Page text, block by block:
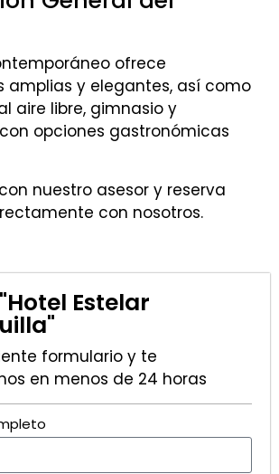
ofrece
amplias y elegantes, así como
aire libre, gimnasio y
opciones gastronómicas
nuestro asesor y reserva
con nosotros.
Estelar
formulario y te
en menos de 24 horas